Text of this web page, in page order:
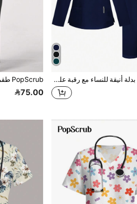
PopScrub بدلة أنيقة للنساء مع رقبة على شكل حرف V وأكمام طويلة وجيب لعلاقة الأذن وشق في الذيل، طقم زي الموحد، بدلة موحدة الشكل
75.00